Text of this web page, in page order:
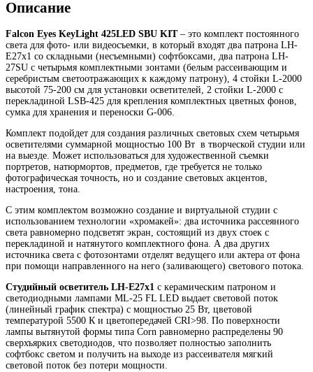
Описание
Falcon Eyes KeyLight 425LED SBU KIT – это комплект постоянного
света для фото- или видеосъемки, в который входят два патрона LH-
E27х1 со складными (несъемными) софтбоксами, два патрона LH-
27SU с четырьмя комплектными зонтами (белым рассеивающим и
серебристым светоотражающих к каждому патрону), 4 стойки L-2000
высотой 75-200 cм для установки осветителей, 2 стойки L-2000 с
перекладиной LSB-425 для крепления комплектных цветных фонов,
сумка для хранения и переноски G-006.
Комплект подойдет для создания различных световых схем четырьмя
осветителями суммарной мощностью 100 Вт в творческой студии или
на выезде. Может использоваться для художественной съемки
портретов, натюрмортов, предметов, где требуется не только
фотографическая точность, но и создание световых акцентов,
настроения, тона.
С этим комплектом возможно создание и виртуальной студии с
использованием технологии «хромакей»: два источника рассеянного
света равномерно подсветят экран, состоящий из двух стоек с
перекладиной и натянутого комплектного фона. А два других
источника света с фотозонтами отделят ведущего или актера от фона
при помощи направленного на него (заливающего) светового потока.
Студийный осветитель LH-E27х1 с керамическим патроном и
светодиодными лампами ML-25 FL LED выдает световой поток
(линейный график спектра) с мощностью 25 Вт, цветовой
температурой 5500 К и цветопередачей CRI>98. По поверхности
лампы вытянутой формы типа Corn равномерно распределены 90
сверхъярких светодиодов, что позволяет полностью заполнить
софтбокс светом и получить на выходе из рассеивателя мягкий
световой поток без потери мощности.